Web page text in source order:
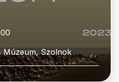
Múzeum, Szolnok